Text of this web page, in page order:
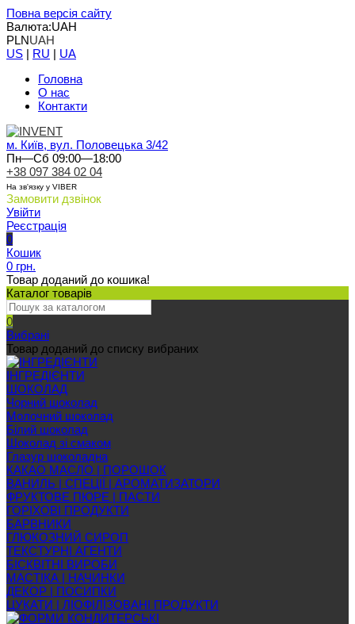
Повна версія сайту
Валюта:UAH
PLNUAH
US | RU | UA
Головна
О нас
Контакти
м. Київ, вул. Половецька 3/42
Пн—Сб 09:00—18:00
+38 097 384 02 04
На зв'язку у VIBER
Замовити дзвінок
Увійти
Реєстрація
0
Кошик
0 грн.
Товар доданий до кошика!
Каталог товарів
0
Вибрані
Товар доданий до списку вибраних
ІНГРЕДІЄНТИ
ШОКОЛАД
Чорний шоколад
Молочний шоколад
Білий шоколад
Шоколад зі смаком
Глазур шоколадна
КАКАО МАСЛО | ПОРОШОК
ВАНИЛЬ | СПЕЦІЇ | АРОМАТИЗАТОРИ
ФРУКТОВЕ ПЮРЕ | ПАСТИ
ГОРІХОВІ ПРОДУКТИ
БАРВНИКИ
ГЛЮКОЗНИЙ СИРОП
ТЕКСТУРНІ АГЕНТИ
БІСКВІТНІ ВИРОБИ
МАСТІКА | НАЧИНКИ
ДЕКОР | ПОСИПКИ
ЦУКАТИ | ЛІОФІЛІЗОВАНІ ПРОДУКТИ